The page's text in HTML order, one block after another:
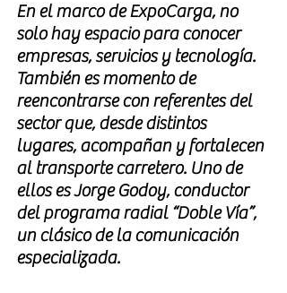
En el marco de ExpoCarga, no
solo hay espacio para conocer
empresas, servicios y tecnología.
También es momento de
reencontrarse con referentes del
sector que, desde distintos
lugares, acompañan y fortalecen
al transporte carretero. Uno de
ellos es Jorge Godoy, conductor
del programa radial “Doble Vía”,
un clásico de la comunicación
especializada.